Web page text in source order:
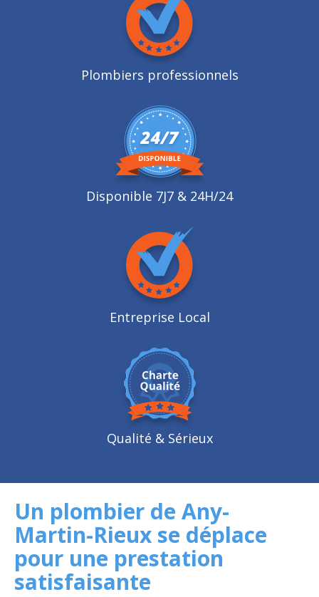
Plombiers professionnels
Disponible 7J7 & 24H/24
Entreprise Local
Qualité & Sérieux
Un plombier de Any-
Martin-Rieux se déplace
pour une prestation
satisfaisante